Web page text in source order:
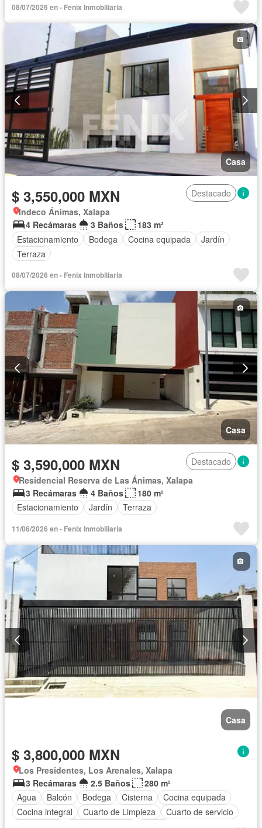
08/07/2026 en - Fenix Inmobiliaria
Casa
$ 3,550,000 MXN
Destacado
Indeco Ánimas, Xalapa
4 Recámaras
3 Baños
183 m²
Estacionamiento
Bodega Cocina equipada
Jardín
Terraza
08/07/2026 en - Fenix Inmobiliaria
Casa
$ 3,590,000 MXN
Destacado
Residencial Reserva de Las Ánimas, Xalapa
3 Recámaras
4 Baños
180 m²
Estacionamiento
Jardín Terraza
11/06/2026 en - Fenix Inmobiliaria
Casa
$ 3,800,000 MXN
Los Presidentes, Los Arenales, Xalapa
3 Recámaras
2.5 Baños
280 m²
Agua
Balcón Bodega Cisterna
Cocina equipada
Cocina integral
Cuarto de Limpieza
Cuarto de servicio